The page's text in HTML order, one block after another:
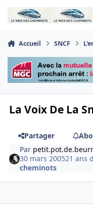
Aller au contenu
Accueil SNCF
La Voix De La
Partager
Par
30 mars 200521 ans
cheminots